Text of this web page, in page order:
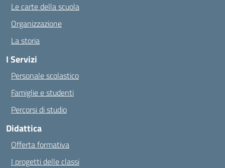
Le carte della scuola
Organizzazione
La storia
I Servizi
Personale scolastico
Famiglie e studenti
Percorsi di studio
Didattica
Offerta formativa
I progetti delle classi